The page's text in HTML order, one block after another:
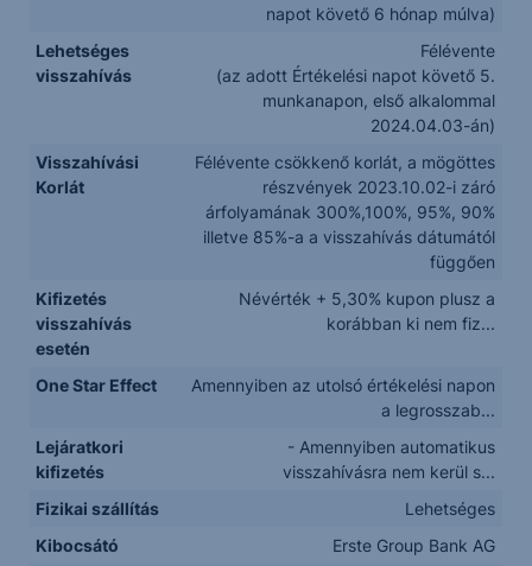
napot követő 6 hónap múlva)
Lehetséges
visszahívás
Félévente
(az adott Értékelési napot követő 5.
munkanapon, első alkalommal
2024.04.03-án)
Visszahívási
Korlát
Félévente csökkenő korlát, a mögöttes
részvények 2023.10.02-i záró
árfolyamának 300%,100%, 95%, 90%
illetve 85%-a a visszahívás dátumától
függően
Kifizetés
visszahívás
esetén
Névérték + 5,30% kupon plusz a
korábban ki nem fiz...
One Star Effect
Amennyiben az utolsó értékelési napon
a legrosszab...
Lejáratkori
kifizetés
- Amennyiben automatikus
visszahívásra nem kerül s...
Fizikai szállítás
Lehetséges
Kibocsátó
Erste Group Bank AG